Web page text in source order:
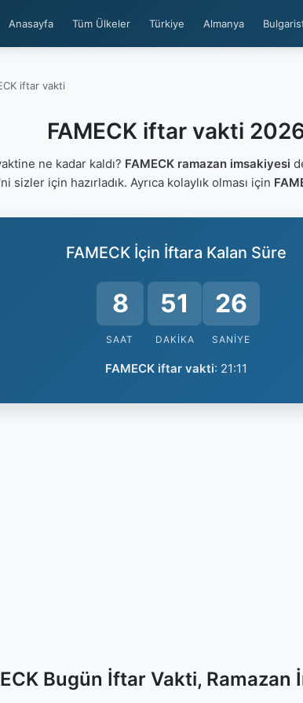
Anasayfa Tüm Ülkeler Türkiye Almanya
iftar vakti
FAMECK iftar vakti
ne kadar kaldı? FAMECK ramazan imsakiyesi
sizler için hazırladık. Ayrıca kolaylık olması için
FAMECK İçin İftara Kalan Süre
8
SAAT
51
DAKIKA
26
SANIYE
FAMECK iftar vakti: 21:11
Bugün İftar Vakti, Ramazan